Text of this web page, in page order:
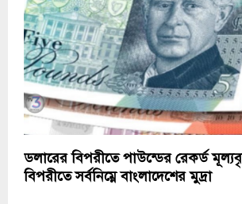
ডলারের বিপরীতে পাউন্ডের রেকর্ড
বিপরীতে সর্বনিম্নে বাংলাদেশের মুদ্রা